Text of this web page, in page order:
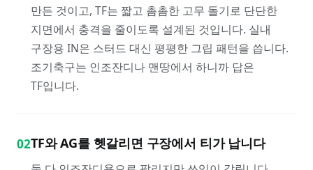
만든 것이고, TF는 짧고 촘촘한 고무 돌기로 단단한
지면에서 충격을 줄이도록 설계된 것입니다. 실내
구장용 IN은 스터드 대신 평평한 그립 패턴을 씁니다.
조기축구는 인조잔디나 맨땅에서 하니까 답은
TF입니다.
02TF와 AG를 헷갈리면 구장에서 티가 납니다